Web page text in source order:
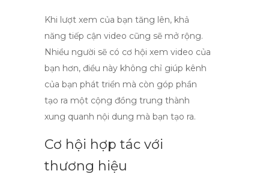
Khi lượt xem của bạn tăng lên, khả
năng tiếp cận video cũng sẽ mở rộng.
Nhiều người sẽ có cơ hội xem video của
bạn hơn, điều này không chỉ giúp kênh
của bạn phát triển mà còn góp phần
tạo ra một cộng đồng trung thành
xung quanh nội dung mà bạn tạo ra.
Cơ hội hợp tác với
thương hiệu